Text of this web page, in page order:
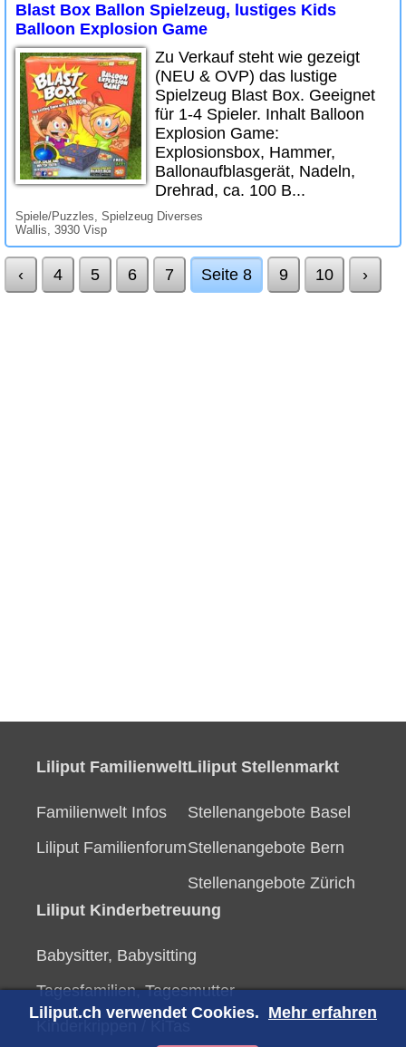
Blast Box Ballon Spielzeug, lustiges Kids
Balloon Explosion Game
Zu Verkauf steht wie gezeigt
(NEU & OVP) das lustige
Spielzeug Blast Box. Geeignet
für 1-4 Spieler. Inhalt Balloon
Explosion Game:
Explosionsbox, Hammer,
Ballonaufblasgerät, Nadeln,
Drehrad, ca. 100 B...
Spiele/Puzzles, Spielzeug Diverses
Wallis, 3930 Visp
‹ 4 5 6 7 Seite 8 9 10 ›
Liliput Familienwelt
Familienwelt Infos
Liliput Familienforum
Liliput Stellenmarkt
Stellenangebote Basel
Stellenangebote Bern
Stellenangebote Zürich
Liliput Kinderbetreuung
Babysitter, Babysitting
Tagesfamilien, Tagesmutter
Kinderkrippen / KiTas
Liliput.ch verwendet Cookies. Mehr erfahren